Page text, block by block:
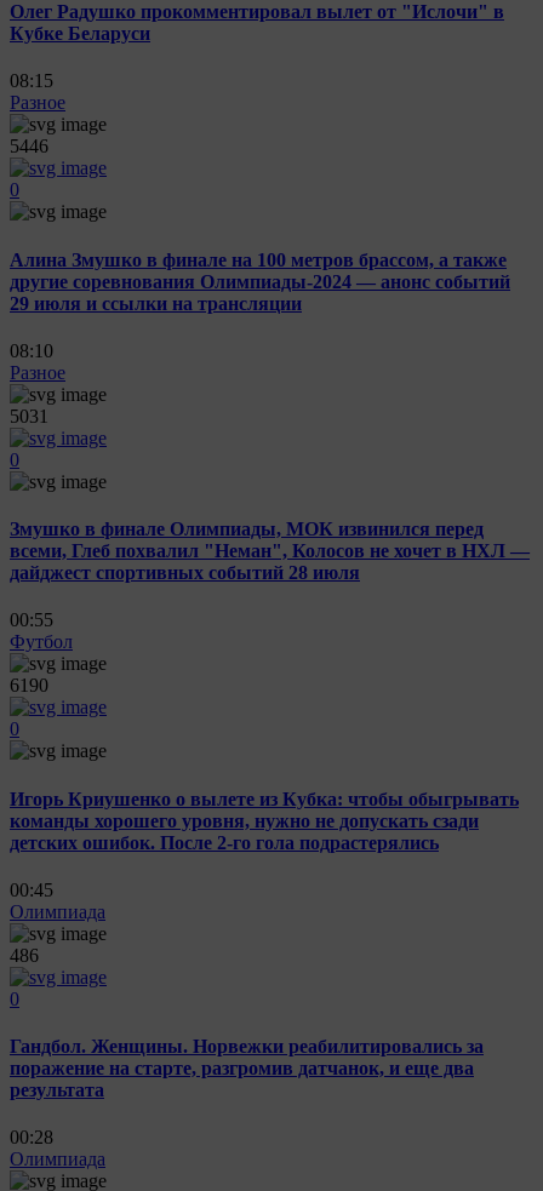
Олег Радушко прокомментировал вылет от "Ислочи" в
Кубке Беларуси
08:15
Разное
5446
0
Алина Змушко в финале на 100 метров брассом, а также
другие соревнования Олимпиады-2024 — анонс событий
29 июля и ссылки на трансляции
08:10
Разное
5031
0
Змушко в финале Олимпиады, МОК извинился перед
всеми, Глеб похвалил "Неман", Колосов не хочет в НХЛ —
дайджест спортивных событий 28 июля
00:55
Футбол
6190
0
Игорь Криушенко о вылете из Кубка: чтобы обыгрывать
команды хорошего уровня, нужно не допускать сзади
детских ошибок. После 2-го гола подрастерялись
00:45
Олимпиада
486
0
Гандбол. Женщины. Норвежки реабилитировались за
поражение на старте, разгромив датчанок, и еще два
результата
00:28
Олимпиада